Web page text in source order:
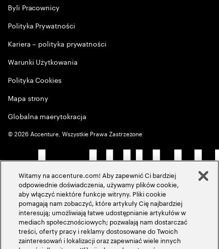
Byli Pracownicy
Polityka Prywatności
Kariera – polityka prywatności
Warunki Użytkowania
Polityka Cookies
Mapa strony
Globalna maerytokracja
©2026 Accenture, Wszystkie Prawa Zastrzeżone
Witamy na accenture.com! Aby zapewnić Ci bardziej
odpowiednie doświadczenia, używamy plików cookie,
aby włączyć niektóre funkcje witryny. Pliki cookie
pomagają nam zobaczyć, które artykuły Cię najbardziej
interesują; umożliwiają łatwe udostępnianie artykułów w
mediach społecznościowych; pozwalają nam dostarczać
treści, oferty pracy i reklamy dostosowane do Twoich
zainteresowań i lokalizacji oraz zapewniać wiele innych